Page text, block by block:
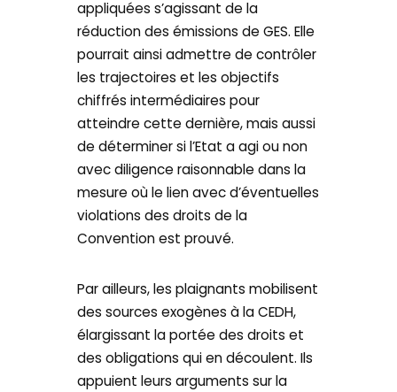
appliquées s’agissant de la
réduction des émissions de GES. Elle
pourrait ainsi admettre de contrôler
les trajectoires et les objectifs
chiffrés intermédiaires pour
atteindre cette dernière, mais aussi
de déterminer si l’Etat a agi ou non
avec diligence raisonnable dans la
mesure où le lien avec d’éventuelles
violations des droits de la
Convention est prouvé.
Par ailleurs, les plaignants mobilisent
des sources exogènes à la CEDH,
élargissant la portée des droits et
des obligations qui en découlent. Ils
appuient leurs arguments sur la